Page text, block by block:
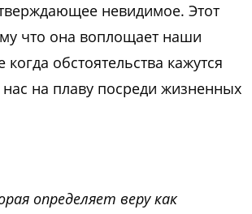
невидимое. Этот
что она воплощает наши
обстоятельства кажутся
на плаву посреди жизненных
определяет веру как